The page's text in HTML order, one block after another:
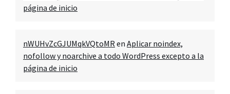
página de inicio
nWUHvZcGJUMqkVQtoMRen Aplicar noindex,
nofollow y noarchive a todo WordPress excepto a la
página de inicio